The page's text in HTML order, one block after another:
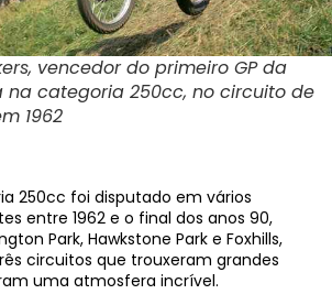
vencedor do primeiro GP da
na categoria 250cc, no circuito de
1962
250cc foi disputado em vários
entre 1962 e o final dos anos 90,
Park, Hawkstone Park e Foxhills,
circuitos que trouxeram grandes
uma atmosfera incrível.